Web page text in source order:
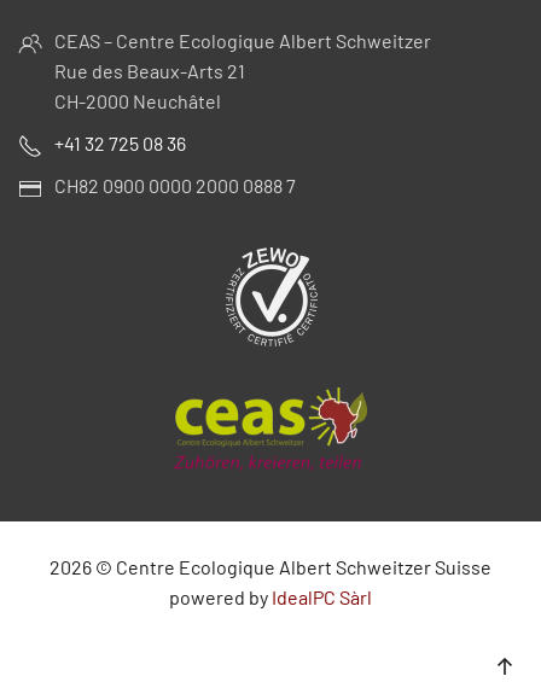
CEAS – Centre Ecologique Albert Schweitzer
Rue des Beaux-Arts 21
CH-2000 Neuchâtel
+41 32 725 08 36
CH82 0900 0000 2000 0888 7
2026 © Centre Ecologique Albert Schweitzer Suisse
powered by IdealPC Sàrl